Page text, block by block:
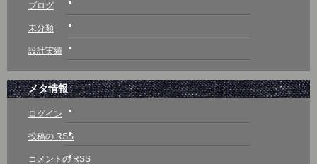
ブログ
未分類
設計実績
メタ情報
ログイン
投稿の RSS
コメントの RSS